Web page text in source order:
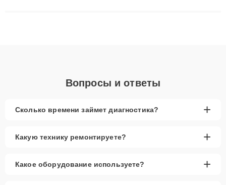
Вопросы и ответы
Сколько времени займет диагностика? +
Какую технику ремонтируете? +
Какое оборудование используете? +